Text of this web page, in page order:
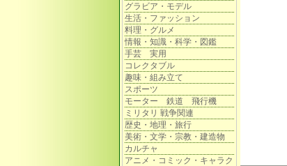
グラビア・モデル
生活・ファッション
料理・グルメ
情報・知識・科学・図鑑
手芸 実用
コレクタブル
趣味・組み立て
スポーツ
モーター 鉄道 飛行機
ミリタリ 戦争関連
歴史・地理・旅行
美術・文学・宗教・建造物
カルチャ
アニメ・コミック・キャラク